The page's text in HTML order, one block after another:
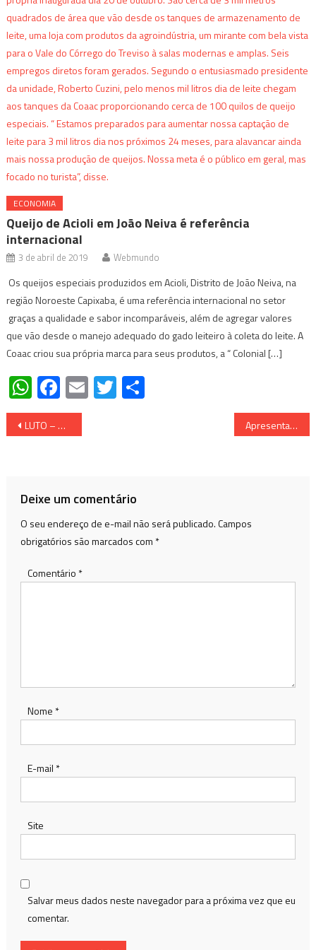
ECONOMIA
Queijo de Acioli em João Neiva é referência
internacional
3 de abril de 2019 Webmundo
Os queijos especiais produzidos em Acioli, Distrito de João Neiva, na
região Noroeste Capixaba, é uma referência internacional no setor
graças a qualidade e sabor incomparáveis, além de agregar valores
que vão desde o manejo adequado do gado leiteiro à coleta do leite. A
Coaac criou sua própria marca para seus produtos, a “ Colonial […]
WhatsApp
Facebook
EmailTwitter
Navegação
LUTO – Vereador é assassinado a tiros durante evento em Governador Lindenberg (ES) Apresentador da Globo destrói Moraes por derrubar o X: “Isso são coisas de países como Coreia do Norte, não do Brasil”; VEJA VÍDEO
Deixe um comentário
O seu endereço de e-mail não será publicado.Campos
obrigatórios são marcados com *
Comentário *
Nome *
E-mail *
Site
Salvar meus dados neste navegador para a próxima vez que eu
comentar.